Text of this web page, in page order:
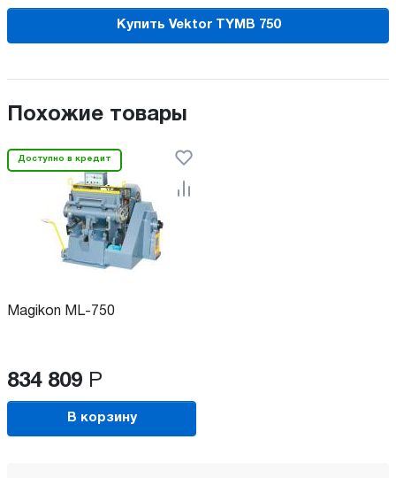
Купить Vektor TYMB 750
Похожие товары
Доступно в кредит
Magikon ML-750
834 809 Р
В корзину